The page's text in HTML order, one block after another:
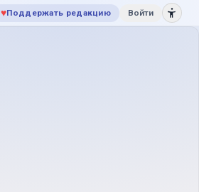
♥Поддержать редакцию Войти